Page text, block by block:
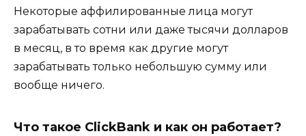
Некоторые аффилированные лица могут
зарабатывать сотни или даже тысячи долларов
в месяц, в то время как другие могут
зарабатывать только небольшую сумму или
вообще ничего.
Что такое ClickBank и как он работает?